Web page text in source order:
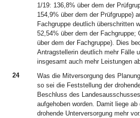
1/19: 136,8% über dem der
154,9% über dem der Prüfgruppe)
Fachgruppe deutlich überschritten
52,54% über dem der Fachgruppe;
über dem der Fachgruppe). Dies
Antragstellerin deutlich mehr Fälle
insgesamt auch mehr Leistungen
24
Was die Mitversorgung des
so sei die Feststellung der
Beschluss des
aufgehoben worden. Damit liege
drohende Unterversorgung mehr